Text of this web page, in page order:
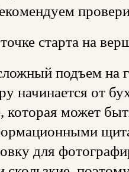
старта на
подъем на
начинается от
которая может
для